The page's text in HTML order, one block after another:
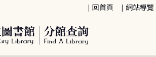
回首頁 網站導覽